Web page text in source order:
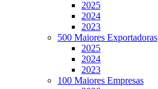
2025
2024
2023
500 Maiores Exportadoras
2025
2024
2023
100 Maiores Empresas